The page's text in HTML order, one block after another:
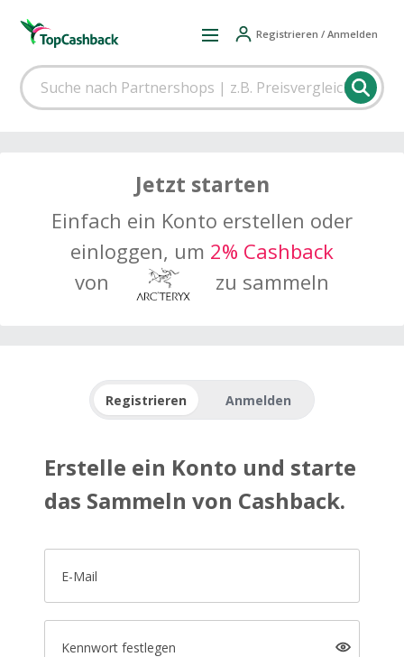
Registrieren / Anmelden
Jetzt starten
Einfach ein Konto erstellen oder
einloggen, um 2% Cashback
von
zu sammeln
Registrieren Anmelden
Erstelle ein Konto und starte
das Sammeln von Cashback.
E-Mail
Kennwort festlegen